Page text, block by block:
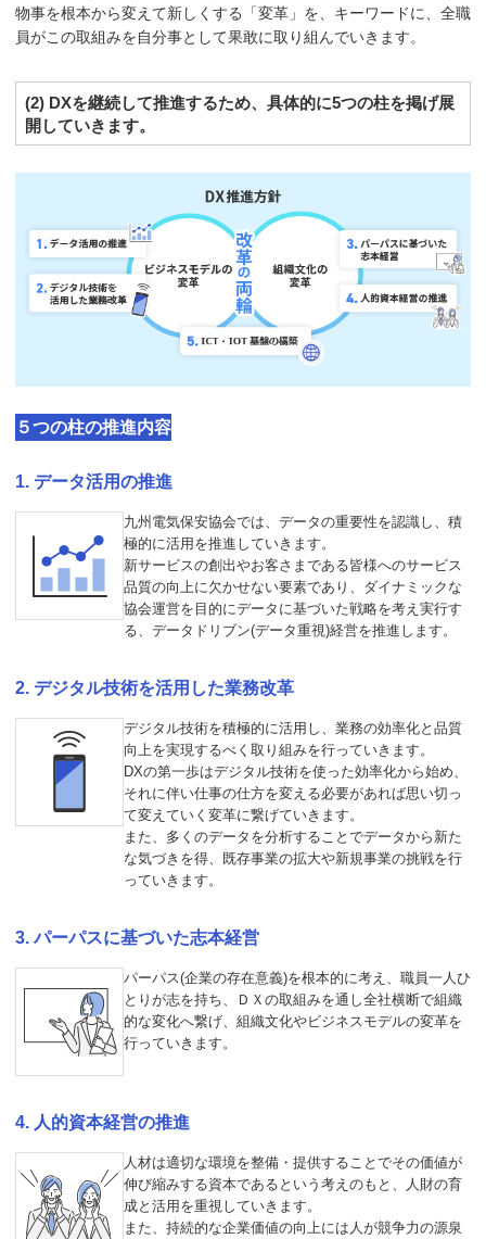
物事を根本から変えて新しくする「変革」を、キーワードに、全職
員がこの取組みを自分事として果敢に取り組んでいきます。
(2) DXを継続して推進するため、具体的に5つの柱を掲げ展
開していきます。
５つの柱の推進内容
データ活用の推進
九州電気保安協会では、データの重要性を認識し、積
極的に活用を推進していきます。
新サービスの創出やお客さまである皆様へのサービス
品質の向上に欠かせない要素であり、ダイナミックな
協会運営を目的にデータに基づいた戦略を考え実行す
る、データドリブン(データ重視)経営を推進します。
デジタル技術を活用した業務改革
デジタル技術を積極的に活用し、業務の効率化と品質
向上を実現するべく取り組みを行っていきます。
DXの第一歩はデジタル技術を使った効率化から始め、
それに伴い仕事の仕方を変える必要があれば思い切っ
て変えていく変革に繋げていきます。
また、多くのデータを分析することでデータから新た
な気づきを得、既存事業の拡大や新規事業の挑戦を行
っていきます。
パーパスに基づいた志本経営
パーパス(企業の存在意義)を根本的に考え、職員一人ひ
とりが志を持ち、ＤＸの取組みを通し全社横断で組織
的な変化へ繋げ、組織文化やビジネスモデルの変革を
行っていきます。
人的資本経営の推進
人材は適切な環境を整備・提供することでその価値が
伸び縮みする資本であるという考えのもと、人財の育
成と活用を重視していきます。
また、持続的な企業価値の向上には人が競争力の源泉